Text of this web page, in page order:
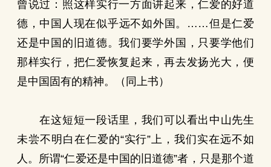
曾说过：照这样实行一方面讲起来，仁爱的好道
德，中国人现在似乎远不如外国。……但是仁爱
还是中国的旧道德。我们要学外国，只要学他们
那样实行，把仁爱恢复起来，再去发扬光大，便
是中国固有的精神。（同上书）
在这短短一段话里，我们可以看出中山先生
未尝不明白在仁爱的“实行”上，我们实在远不如
人。所谓“仁爱还是中国的旧道德”者，只是那个道